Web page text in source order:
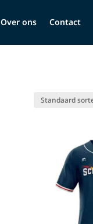
Over ons Contact